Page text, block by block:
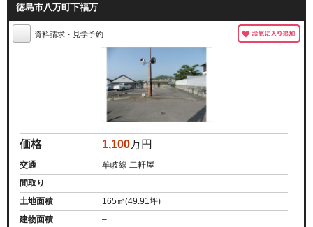
徳島市八万町下福万
資料請求・見学予約
価格 1,100万円
交通
牟岐線 二軒屋
間取り
土地面積
165㎡(49.91坪)
建物面積
–